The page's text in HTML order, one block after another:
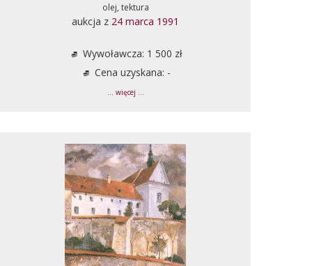
olej, tektura
aukcja z 24 marca 1991
Wywoławcza: 1 500 zł
Cena uzyskana: -
... więcej ...